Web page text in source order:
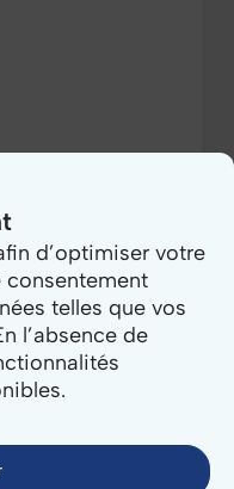
d’optimiser votre
consentement
telles que vos
l’absence de